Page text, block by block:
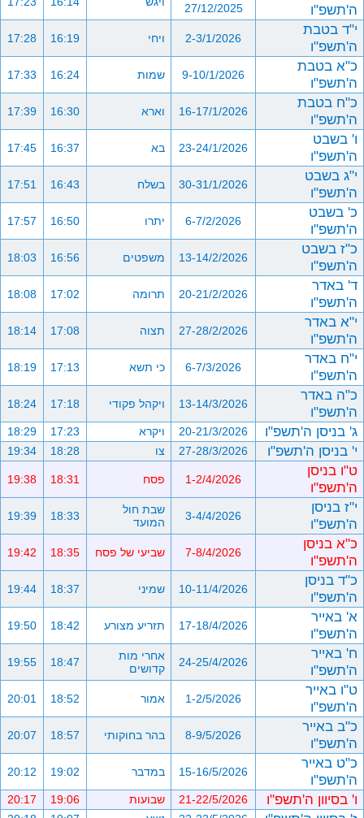
ה'תשפ"ו
27/12/2025
י"ד בטבת
ה'תשפ"ו
2-3/1/2026 ויחי 16:19
17:28
כ"א בטבת
ה'תשפ"ו
9-10/1/2026 שמות 16:24
17:33
כ"ח בטבת
ה'תשפ"ו
16-17/1/2026 וארא 16:30
17:39
ו' בשבט
ה'תשפ"ו
23-24/1/2026 בא 16:37
17:45
י"ג בשבט
ה'תשפ"ו
30-31/1/2026 בשלח 16:43
17:51
כ' בשבט
ה'תשפ"ו
6-7/2/2026 יתרו 16:50
17:57
כ"ז בשבט
ה'תשפ"ו
13-14/2/2026 משפטים 16:56
18:03
ד' באדר
ה'תשפ"ו
20-21/2/2026 תרומה 17:02
18:08
י"א באדר
ה'תשפ"ו
27-28/2/2026 תצוה 17:08
18:14
י"ח באדר
ה'תשפ"ו
6-7/3/2026 כי תשא 17:13
18:19
כ"ה באדר
ה'תשפ"ו
13-14/3/2026 ויקהל פקודי 17:18
18:24
ג' בניסן ה'תשפ"ו 20-21/3/2026 ויקרא 17:23
18:29
י' בניסן ה'תשפ"ו 27-28/3/2026 צו 18:28
19:34
ט"ו בניסן
ה'תשפ"ו
1-2/4/2026 פסח 18:31
19:38
י"ז בניסן
ה'תשפ"ו
3-4/4/2026
שבת חול
המועד
18:33
19:39
כ"א בניסן
ה'תשפ"ו
7-8/4/2026 שביעי של פסח 18:35
19:42
כ"ד בניסן
ה'תשפ"ו
10-11/4/2026 שמיני 18:37
19:44
א' באייר
ה'תשפ"ו
17-18/4/2026 תזריע מצורע 18:42
19:50
ח' באייר
ה'תשפ"ו
24-25/4/2026
אחרי מות
קדושים
18:47
19:55
ט"ו באייר
ה'תשפ"ו
1-2/5/2026 אמור 18:52
20:01
כ"ב באייר
ה'תשפ"ו
8-9/5/2026 בהר בחוקותי 18:57
20:07
כ"ט באייר
ה'תשפ"ו
15-16/5/2026 במדבר 19:02
20:12
ו' בסיוון ה'תשפ"ו 21-22/5/2026 שבועות 19:06
20:17